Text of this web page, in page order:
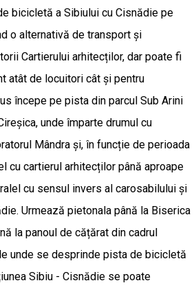
bicicletă a Sibiului cu Cisnădie pe
o alternativă de transport și
Cartierului arhitecților, dar poate fi
atât de locuitori cât și pentru
începe pe pista din parcul Sub Arini
unde împarte drumul cu
Mândra și, în funcție de perioada
cu cartierul arhitecților până aproape
cu sensul invers al carosabilului și
Urmează pietonala până la Biserica
la panoul de cățărat din cadrul
unde se desprinde pista de bicicletă
Sibiu - Cisnădie se poate